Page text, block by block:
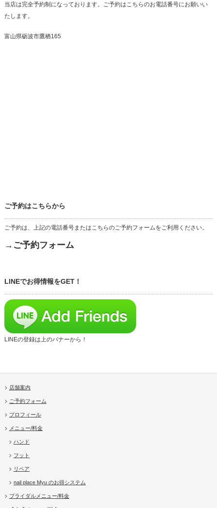
当店は完全予約制になっております。ご予約はこちらのお電話番号にお願いい
たします。
富山県砺波市鷹栖165
ご予約はこちらから
ご予約は、上記の電話番号またはこちらのご予約フォームをご利用ください。
→ご予約フォーム
LINEでお得情報をGET！
LINEの登録は上のバナーから！
店舗案内
ご予約フォーム
プロフィール
メニュー/料金
ハンド
フット
リペア
nail place Myu のお得システム
ブライダルメニュー/料金